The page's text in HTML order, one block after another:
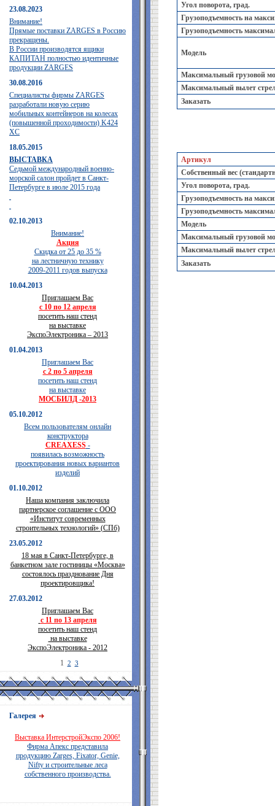
23.08.2023
Внимание!
Прямые поставки ZARGES в Россию
прекращены.
В России производятся ящики
КАПИТАН полностью идентичные
продукции ZARGES
30.08.2016
Специалисты фирмы ZARGES
разработали новую серию
мобильных контейнеров на колесах
(повышенной проходимости) K424
XC
18.05.2015
ВЫСТАВКА
Седьмой международный военно-
морской салон пройдет в Санкт-
Петербурге в июле 2015 года
02.10.2013
Внимание!
Акция
Скидка от 25 до 35 %
на лестничную технику
2009-2011 годов выпуска
10.04.2013
Приглашаем Вас
с 10 по 12 апреля
посетить наш стенд
на выставке
ЭкспоЭлектроника – 2013
01.04.2013
Приглашаем Вас
с 2 по 5 апреля
посетить наш стенд
на выставке
МОСБИЛД -2013
05.10.2012
Всем пользователям онлайн
конструктора
CREAXESS-
появилась возможность
проектирования новых вариантов
изделий
01.10.2012
Наша компания заключила
партнерское соглашение с ООО
«Институт современных
строительных технологий» (СПб)
23.05.2012
18 мая в Санкт-Петербурге, в
банкетном зале гостиницы «Москва»
состоялось празднование Дня
проектировщика!
27.03.2012
Приглашаем Вас
с 11 по 13 апреля
посетить наш стенд
на выставке
ЭкспоЭлектроника - 2012
1 2 3
Галерея
Выставка ИнтерстройЭкспо 2006!
Фирма Апекс представила
продукцию Zarges, Fixator, Genie,
Nifty и строительные леса
собственного производства.
Угол поворота, град.
Грузоподъемность на
Грузоподъемность
Модель
Максимальный грузовой
Максимальный вылет
Заказать
Артикул
Собственный вес
Угол поворота, град.
Грузоподъемность на
Грузоподъемность
Модель
Максимальный грузовой
Максимальный вылет
Заказать